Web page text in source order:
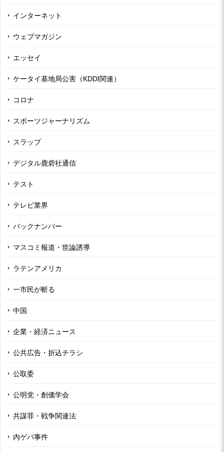
インターネット
ウェブマガジン
エッセイ
ケータイ基地局公害（KDDI関連）
コロナ
スポーツジャーナリズム
スラップ
デジタル鹿砦社通信
テスト
テレビ業界
バックナンバー
マスコミ報道・世論誘導
ラテンアメリカ
一市民が斬る
中国
企業・経済ニュース
公共広告・折込チラシ
公取委
公明党・創価学会
共謀罪・戦争関連法
内ゲバ事件